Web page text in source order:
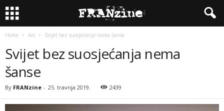
Home Ars Svijet bez suosjećanja nema šanse
Svijet bez suosjećanja nema
šanse
By FRANzine - 25. travnja 2019. 2439